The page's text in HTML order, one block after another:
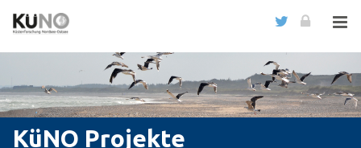
KüNO Projekte